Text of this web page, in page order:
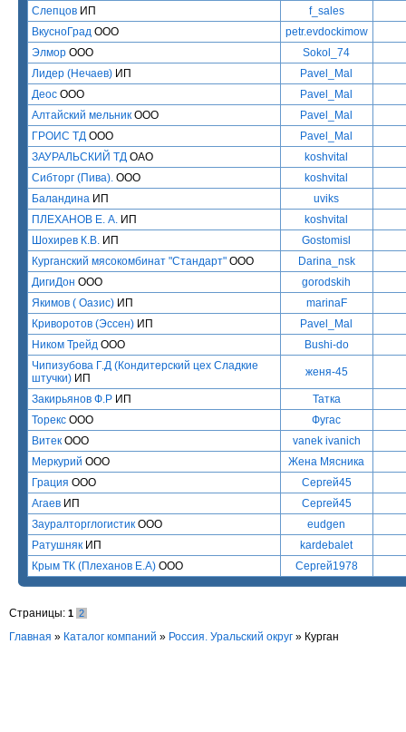
Слепцов ИП
f_sales
ВкусноГрад ООО
petr.evdockimow
Элмор ООО
Sokol_74
Лидер (Нечаев) ИП
Pavel_Mal
Деос ООО
Pavel_Mal
Алтайский мельник ООО
Pavel_Mal
ГРОИС ТД ООО
Pavel_Mal
ЗАУРАЛЬСКИЙ ТД ОАО
koshvital
Сибторг (Пива). ООО
koshvital
Баландина ИП
uviks
ПЛЕХАНОВ Е. А. ИП
koshvital
Шохирев К.В. ИП
Gostomisl
Курганский мясокомбинат "Стандарт" ООО
Darina_nsk
ДигиДон ООО
gorodskih
Якимов ( Оазис) ИП
marinaF
Криворотов (Эссен) ИП
Pavel_Mal
Ником Трейд ООО
Bushi-do
Чипизубова Г.Д (Кондитерский цех Сладкие
штучки) ИП женя-45
Закирьянов Ф.Р ИП
Татка
Торекс ООО
Фугас
Витек ООО
vanek ivanich
Меркурий ООО
Жена Мясника
Грация ООО
Сергей45
Агаев ИП
Сергей45
Зауралторглогистик ООО
eudgen
Ратушняк ИП
kardebalet
Крым ТК (Плеханов Е.А) ООО Сергей1978
Страницы: 1 2
Главная » Каталог компаний » Россия. Уральский округ » Курган